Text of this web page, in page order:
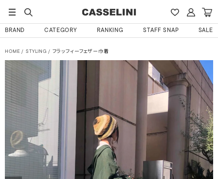
BRAND CATEGORY RANKING STAFF SNAP SALE
HOME STYLING フラッフィーフェザー巾着